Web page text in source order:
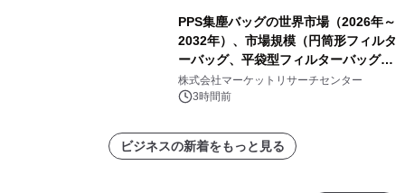
PPS集塵バッグの世界市場（2026年～
2032年）、市場規模（円筒形フィルタ
ーバッグ、平袋型フィルターバッグ、
プリーツフィルターバッグ、その
他）・分析レポートを発表
株式会社マーケットリサーチセンター
3時間前
ビジネスの新着をもっと見る